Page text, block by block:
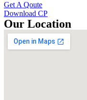
Get A Qoute
Download CP
Our Location